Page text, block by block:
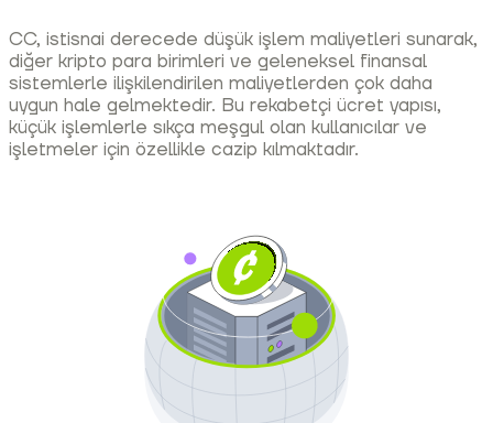
CC, istisnai derecede düşük işlem maliyetleri sunarak,
diğer kripto para birimleri ve geleneksel finansal
sistemlerle ilişkilendirilen maliyetlerden çok daha
uygun hale gelmektedir. Bu rekabetçi ücret yapısı,
küçük işlemlerle sıkça meşgul olan kullanıcılar ve
işletmeler için özellikle cazip kılmaktadır.